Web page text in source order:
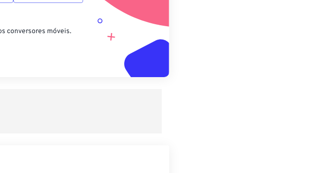
conversores móveis.